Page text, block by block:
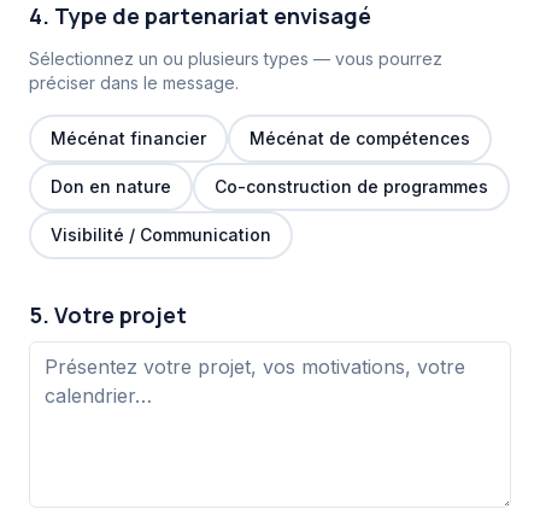
4. Type de partenariat envisagé
Sélectionnez un ou plusieurs types — vous pourrez
préciser dans le message.
Mécénat financier Mécénat de compétences
Don en nature Co-construction de programmes
Visibilité / Communication
5. Votre projet